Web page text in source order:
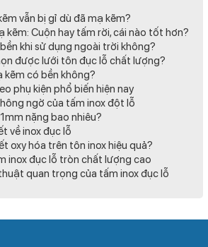
vẫn bị gỉ dù đã mạ kẽm?
kẽm: Cuộn hay tấm rời, cái nào tốt hơn?
khi sử dụng ngoài trời không?
được lưới tôn đục lỗ chất lượng?
có bền không?
phụ kiện phổ biến hiện nay
ngờ của tấm inox đột lỗ
nặng bao nhiêu?
về inox đục lỗ
oxy hóa trên tôn inox hiệu quả?
inox đục lỗ tròn chất lượng cao
quan trọng của tấm inox đục lỗ